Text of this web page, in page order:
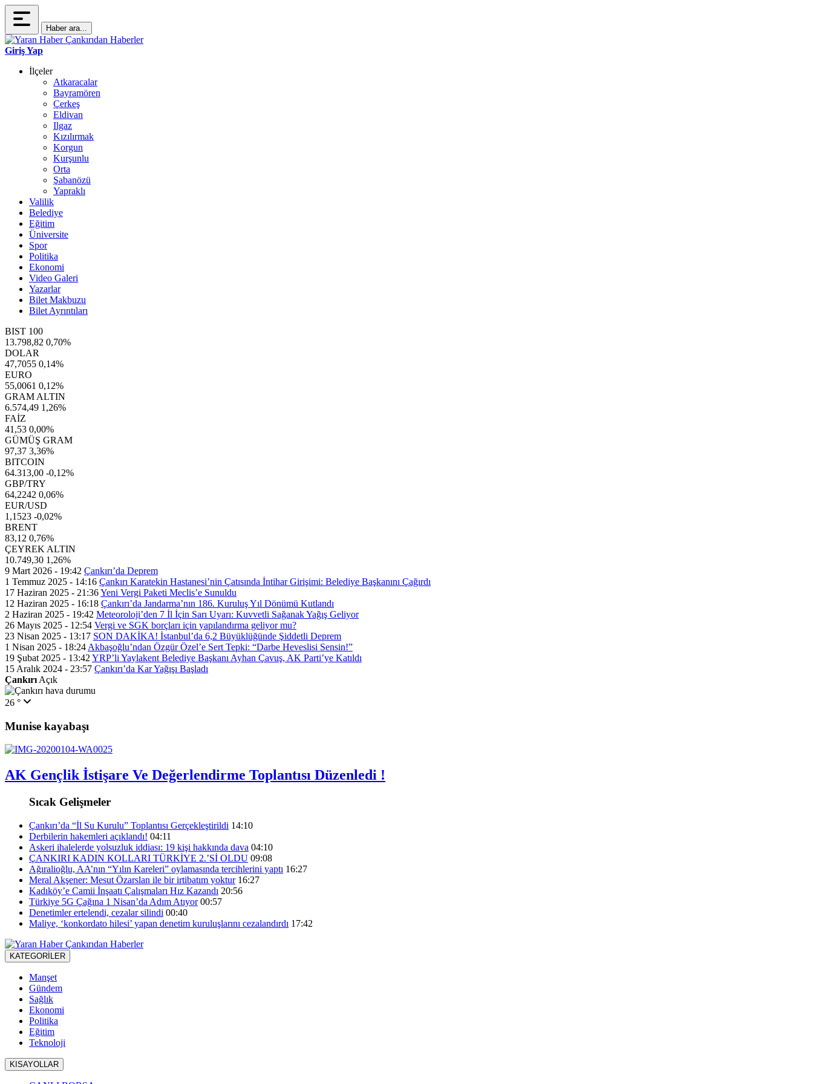
Haber ara...
Giriş Yap
İlçeler
Atkaracalar
Bayramören
Çerkeş
Eldivan
Ilgaz
Kızılırmak
Korgun
Kurşunlu
Orta
Şabanözü
Yapraklı
Valilik
Belediye
Eğitim
Üniversite
Spor
Politika
Ekonomi
Video Galeri
Yazarlar
Bilet Makbuzu
Bilet Ayrıntıları
BIST 100
13.798,82 0,70%
DOLAR
47,7055 0,14%
EURO
55,0061 0,12%
GRAM ALTIN
6.574,49 1,26%
FAİZ
41,53 0,00%
GÜMÜŞ GRAM
97,37 3,36%
BITCOIN
64.313,00 -0,12%
GBP/TRY
64,2242 0,06%
EUR/USD
1,1523 -0,02%
BRENT
83,12 0,76%
ÇEYREK ALTIN
10.749,30 1,26%
9 Mart 2026 - 19:42 Çankırı’da Deprem
1 Temmuz 2025 - 14:16 Çankırı Karatekin Hastanesi’nin Çatısında İntihar Girişimi: Belediye Başkanını Çağırdı
17 Haziran 2025 - 21:36Yeni Vergi Paketi Meclis’e Sunuldu
12 Haziran 2025 - 16:18 Çankırı’da Jandarma’nın 186. Kuruluş Yıl Dönümü Kutlandı
2 Haziran 2025 - 19:42 Meteoroloji’den 7 İl İçin Sarı Uyarı: Kuvvetli Sağanak Yağış Geliyor
26 Mayıs 2025 - 12:54 Vergi ve SGK borçları için yapılandırma geliyor mu?
23 Nisan 2025 - 13:17 SON DAKİKA! İstanbul’da 6,2 Büyüklüğünde Şiddetli Deprem
1 Nisan 2025 - 18:24 Akbaşoğlu’ndan Özgür Özel’e Sert Tepki: “Darbe Heveslisi Sensin!”
19 Şubat 2025 - 13:42 YRP’li Yaylakent Belediye Başkanı Ayhan Çavuş, AK Parti’ye Katıldı
15 Aralık 2024 - 23:57 Çankırı’da Kar Yağışı Başladı
Çankırı Açık
26 °
Munise kayabaşı
AK Gençlik İstişare Ve Değerlendirme Toplantısı Düzenledi !
Sıcak Gelişmeler
Çankırı’da “İl Su Kurulu” Toplantısı Gerçekleştirildi 14:10
Derbilerin hakemleri açıklandı! 04:11
Askeri ihalelerde yolsuzluk iddiası: 19 kişi hakkında dava 04:10
ÇANKIRI KADIN KOLLARI TÜRKİYE 2.’Sİ OLDU 09:08
Ağıralioğlu, AA’nın “Yılın Kareleri” oylamasında tercihlerini yaptı 16:27
Meral Akşener: Mesut Özarslan ile bir irtibatım yoktur 16:27
Kadıköy’e Camii İnşaatı Çalışmaları Hız Kazandı 20:56
Türkiye 5G Çağına 1 Nisan’da Adım Atıyor 00:57
Denetimler ertelendi, cezalar silindi 00:40
Maliye, ‘konkordato hilesi’ yapan denetim kuruluşlarını cezalandırdı 17:42
KATEGORİLER
Manşet
Gündem
Sağlık
Ekonomi
Politika
Eğitim
Teknoloji
KISAYOLLAR